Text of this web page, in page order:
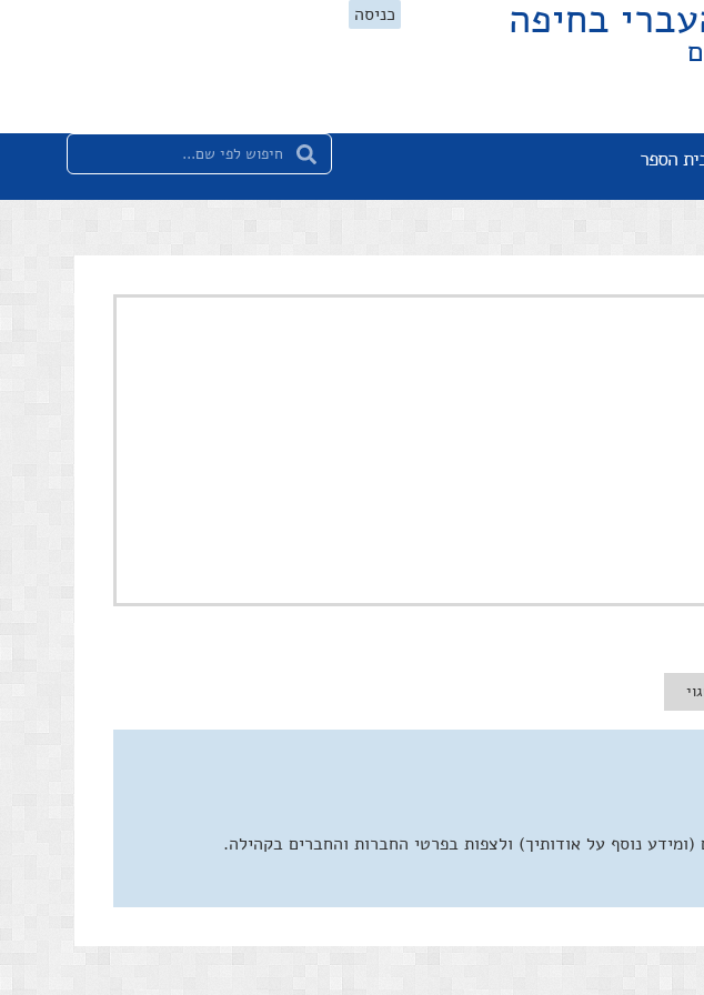
בחיפה כניסה
הספר
נוסף על אודותיך) ולצפות בפרטי החברות והחברים בקהילה.